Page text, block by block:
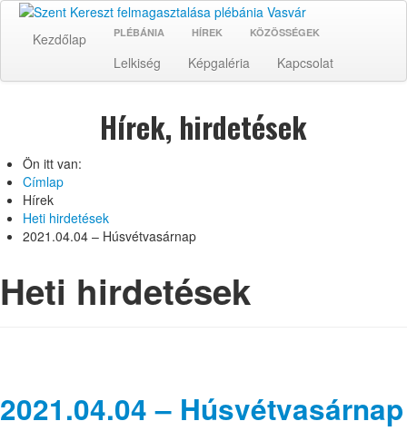
Kezdőlap PLÉBÁNIA HÍREK KÖZÖSSÉGEK
Lelkiség Képgaléria Kapcsolat
Hírek, hirdetések
Ön itt van:
Címlap
Hírek
Heti hirdetések
2021.04.04 – Húsvétvasárnap
Heti hirdetések
2021.04.04 – Húsvétvasárnap